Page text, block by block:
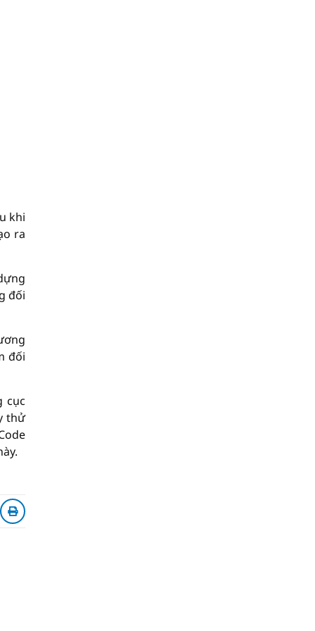
khi
ra
đối
đối
cục
thử